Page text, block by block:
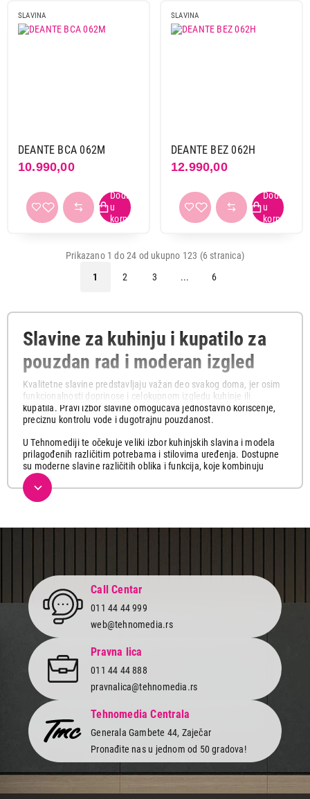
SLAVINA
DEANTE BCA 062M
10.990,00
SLAVINA
DEANTE BEZ 062H
12.990,00
Prikazano 1 do 24 od ukupno 123 (6 stranica)
1
2 3 ... 6
Slavine za kuhinju i kupatilo za
pouzdan rad i moderan izgled
Kvalitetne slavine predstavljaju važan deo svakog doma, jer osim
funkcionalnosti doprinose i celokupnom izgledu kuhinje ili
kupatila. Pravi izbor slavine omogućava jednostavno korišćenje,
preciznu kontrolu vode i dugotrajnu pouzdanost.
U Tehnomediji te očekuje veliki izbor kuhinjskih slavina i modela
prilagođenih različitim potrebama i stilovima uređenja. Dostupne
su moderne slavine različitih oblika i funkcija, koje kombinuju
praktičnost, kvalitetnu izradu i atraktivan dizajn.
Prilikom izbora važno je obratiti pažnju na materijal izrade, način
i brzu dostavu, opremi svoj prostor praktičnim i modernim
rešenjima.
Call Centar
011 44 44 999
web@tehnomedia.rs
Pravna lica
011 44 44 888
pravnalica@tehnomedia.rs
Tehnomedia Centrala
Generala Gambete 44, Zaječar
Pronađite nas u jednom od 50 gradova!